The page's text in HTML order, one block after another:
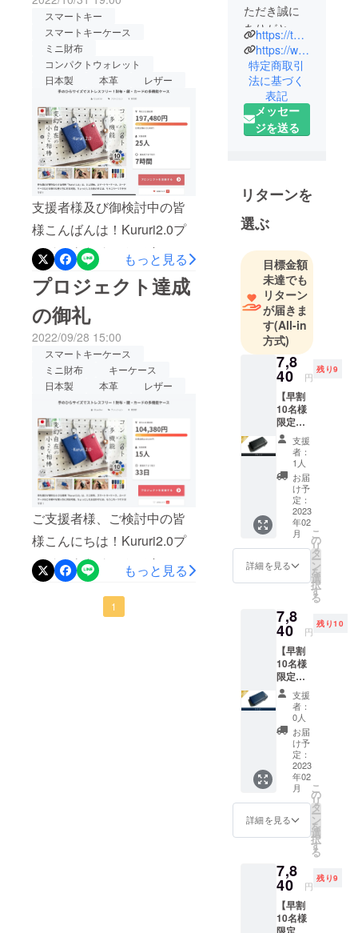
スマートキー
スマートキーケース
ミニ財布
コンパクトウォレット
日本製
本革 レザー
支援者様及び御検討中の皆
様こんばんは！Kururi2.0プ
ロジェクトチームです。い
よいよ本日の23:59を持ちま
してプロジェクト終了とな
ります。商品製作のスケ
ジュールがかなり順調なこ
ともあり、予定より早くリ
ターンのお届けができます
ので、3ヶ月も待てない！！
と言う方も是非ご検討下さ
いませ。プロジェクト終了
までどうぞよろしくお願い
します。
もっと見る
プロジェクト達成
の御礼
2022/09/28 15:00
スマートキーケース
ミニ財布
キーケース
日本製
本革 レザー
ご支援者様、ご検討中の皆
様こんにちは！Kururi2.0プ
ロジェクトチームです。プ
ロジェクト開始直後より多
くのご支援をいただき、
もっと見る
1
ただき誠に
ありがとう
ございま
す。ハギワ
ラ袋物資材
株式会社と
申します。
げに至った
経緯
年に材料問
屋として創
業して以
来、材料販
売、裁断加
工、革加
工、革製品
販売など幅
広く営業し
て参りまし
た。
OEM（他社
造）に携わ
るにつれ、
いつかは自
ドを持ちた
う気持ちが
高まり、
2021年4月に
念願の自社
ブランドで
ある『T3.』
を立ち上げ
させていた
た。
販売はもち
ろん、材料
の選定、商
Instagramで
の情報発信
など全てが
初めてのこ
https://t3leather.base.shop/
https://www.instagram.com/t3._leather/
特定商取引
法に基づく
表記
メッセー
ジを送る
リターンを
選ぶ
目標金額
未達でも
リターン
が届きま
す(All-in
方式)
7,8
40 円
残り9
【早割
10名様
限定】
Kururi
2.0(ブ
ラック)
を1点
一般販
売予定
価格
9,800円
(送料、
消費税
込み)の
20%off
寸法:
H6.1×D
2.4cm
革 :ア
ドリア
(イタリ
ア産牛
革) 生
産:日本
支援
者：
1人
お届
け予
定：
2023
年02
月
詳細を見る
こ
の
リ
タ
ー
ン
を
選
択
す
る
7,8
40 円
残り10
【早割
10名様
限定】
Kururi
2.0(ネイ
ビー)を
1点 一
般販売
予定価
格9,800
円(送
料、消
費税込
み)の
20%off
寸法:
H6.1×D
2.4cm
革 :ア
ドリア
(イタリ
支援
者：
0人
お届
け予
定：
2023
年02
月
詳細を見る
こ
の
リ
タ
ー
ン
を
選
択
す
る
7,8
40 円
残り9
【早割
10名様